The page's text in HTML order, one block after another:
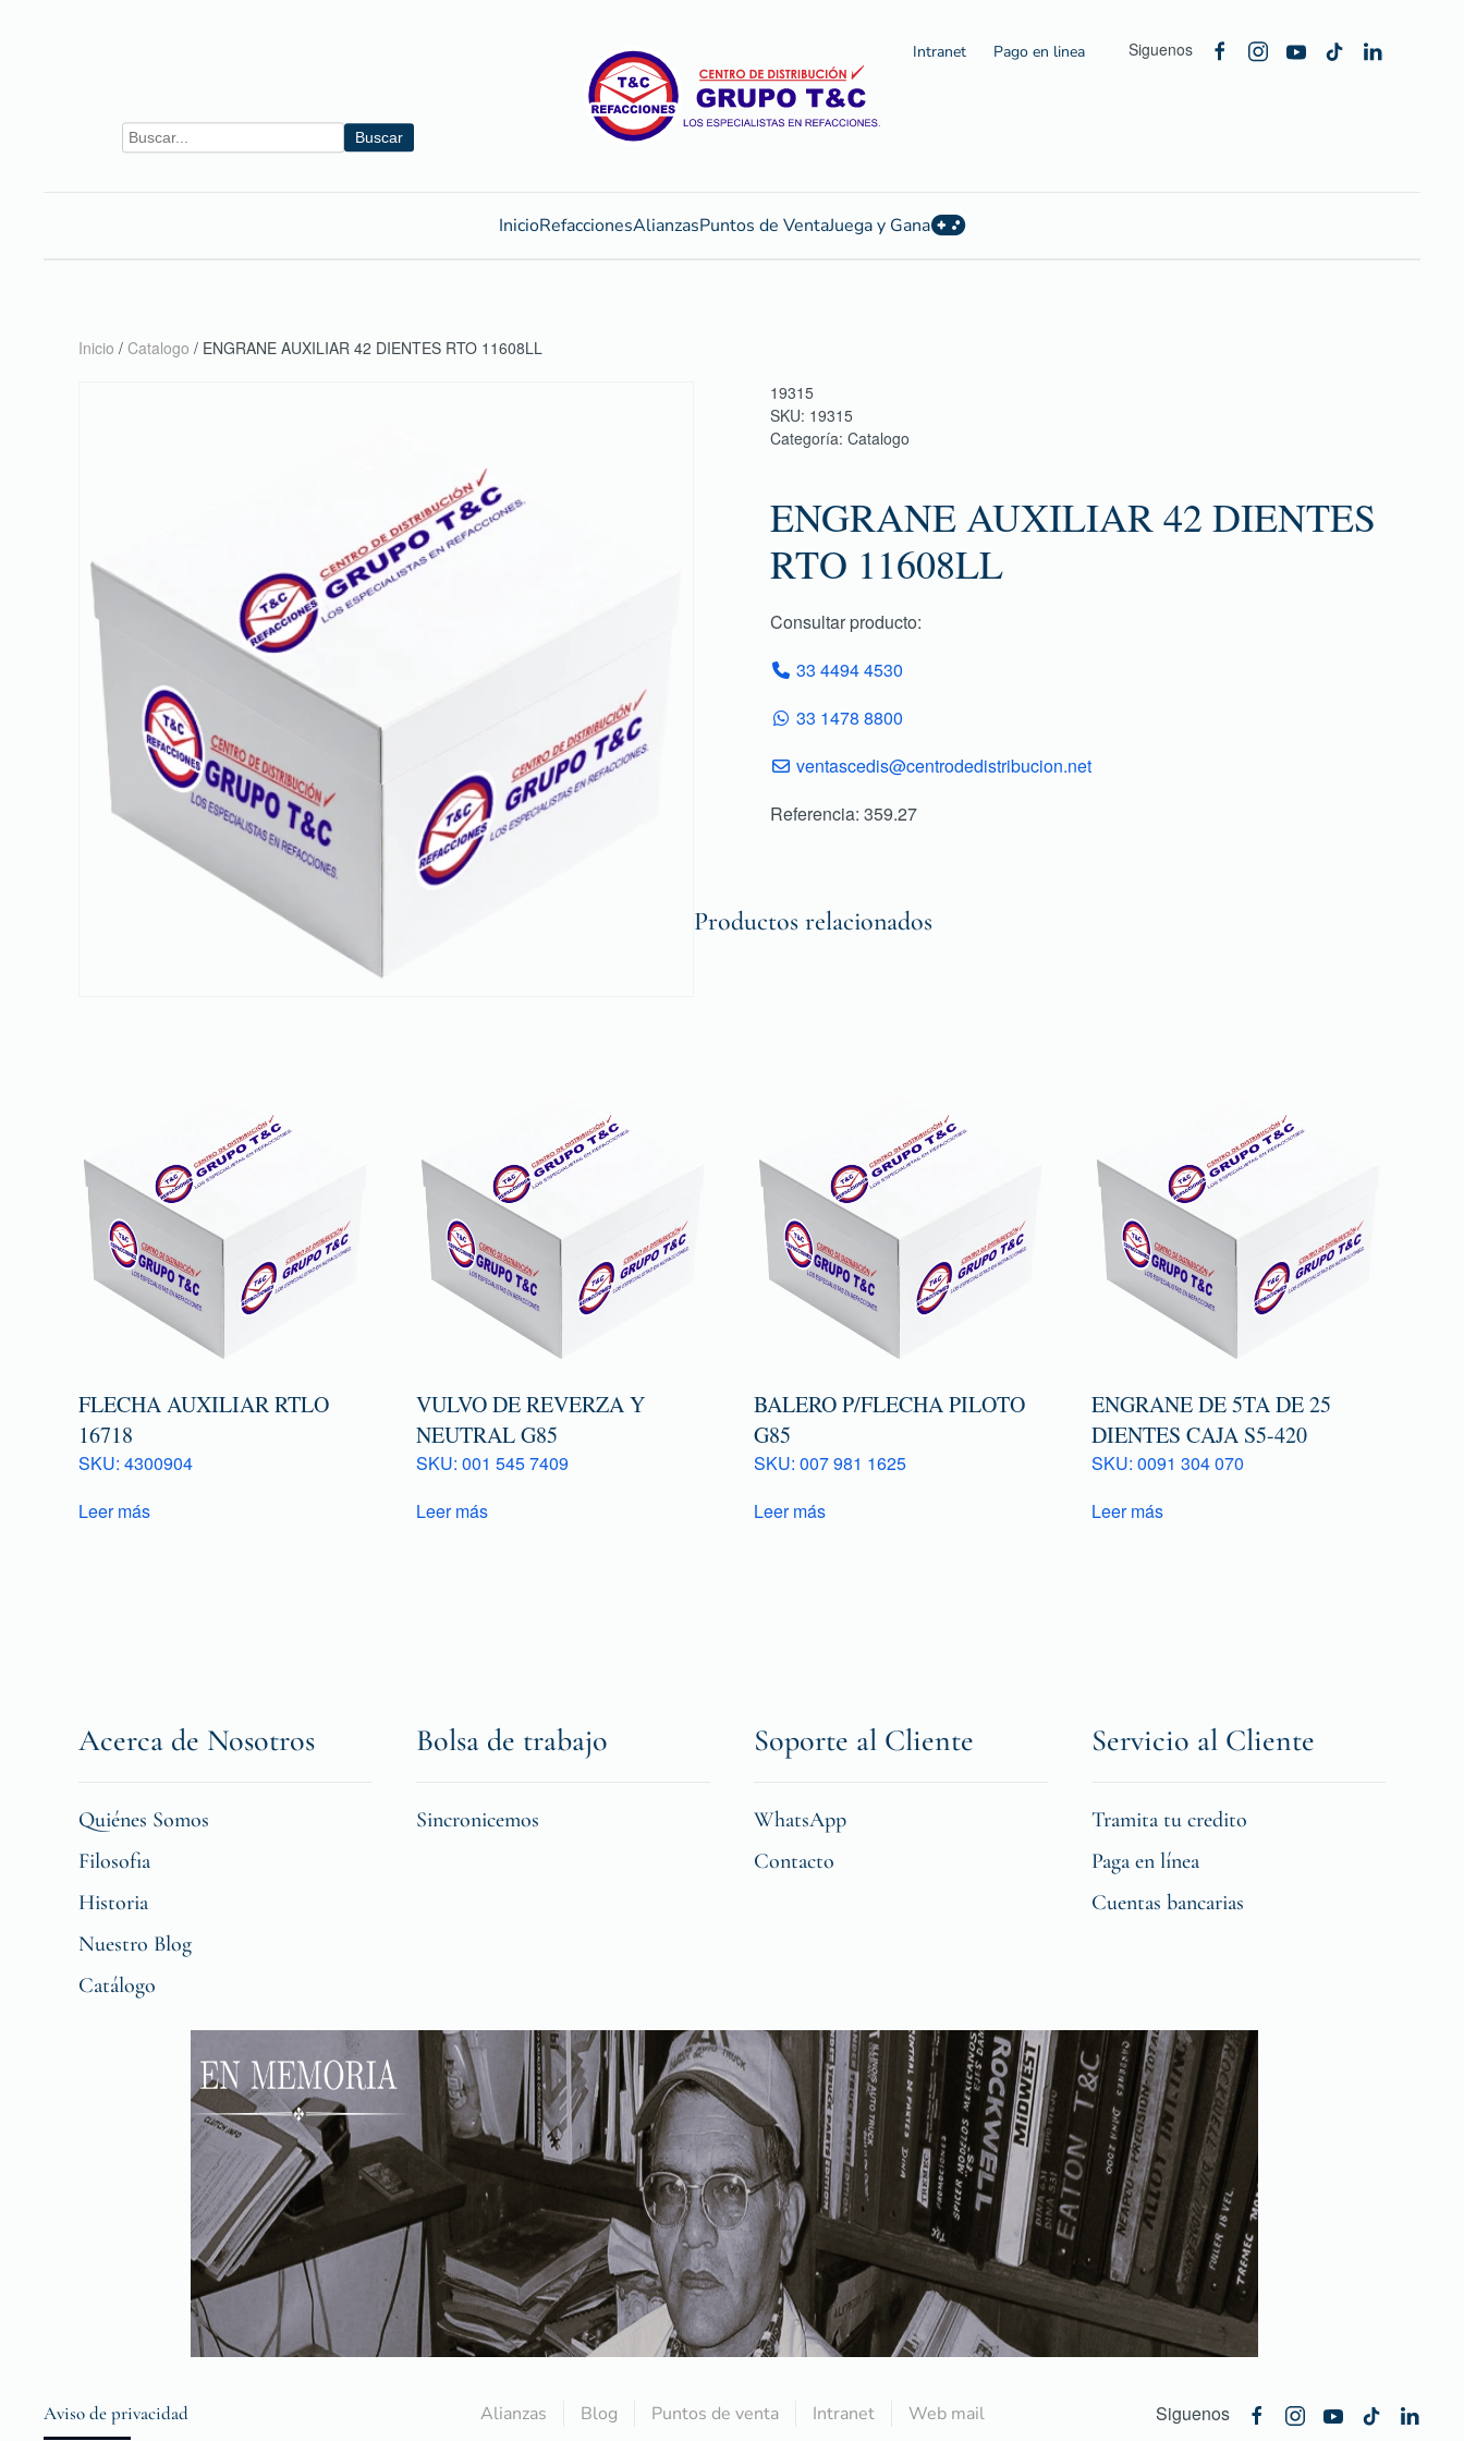
Buscar
Intranet Pago en linea Siguenos
InicioRefaccionesAlianzasPuntos de VentaJuega y Gana
Inicio / Catalogo / ENGRANE AUXILIAR 42 DIENTES RTO 11608LL
19315
SKU: 19315
Categoría: Catalogo
ENGRANE AUXILIAR 42 DIENTES
RTO 11608LL
Consultar producto:
33 4494 4530
33 1478 8800
ventascedis@centrodedistribucion.net
Referencia: 359.27
Productos relacionados
FLECHA AUXILIAR RTLO
16718
SKU: 4300904
Leer más
VULVO DE REVERZA Y
NEUTRAL G85
SKU: 001 545 7409
Leer más
BALERO P/FLECHA PILOTO
G85
SKU: 007 981 1625
Leer más
ENGRANE DE 5TA DE 25
DIENTES CAJA S5-420
SKU: 0091 304 070
Leer más
Acerca de Nosotros
Quiénes Somos
Filosofia
Historia
Nuestro Blog
Catálogo
Bolsa de trabajo
Sincronicemos
Soporte al Cliente
WhatsApp
Contacto
Servicio al Cliente
Tramita tu credito
Paga en línea
Cuentas bancarias
Aviso de privacidad Alianzas Blog Puntos de venta Intranet Web mail Siguenos